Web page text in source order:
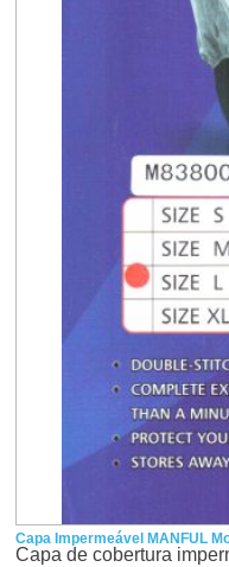
Capa Impermeável MANFUL
Capa de cobertura